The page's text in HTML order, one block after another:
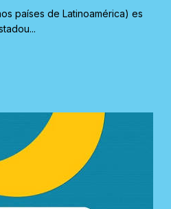
países de Latinoamérica) es